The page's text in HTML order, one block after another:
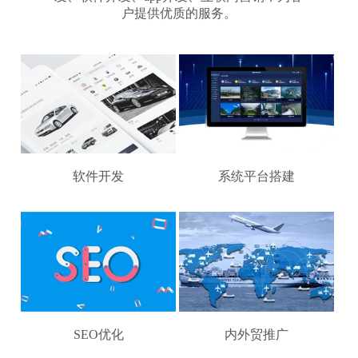
户提供优质的服务。
软件开发 系统平台搭建
SEO优化 内外贸推广